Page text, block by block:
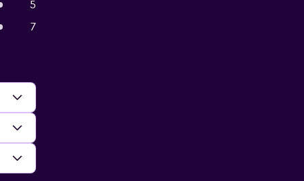
5
7